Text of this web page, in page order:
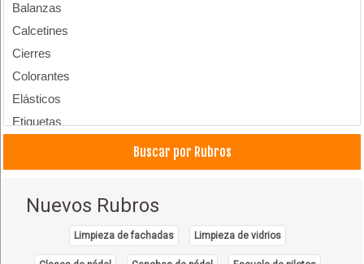
Balanzas
Calcetines
Cierres
Colorantes
Elásticos
Etiquetas
Textiles: Mantenimiento y Reparaciones
Buscar por Rubros
Nuevos Rubros
Limpieza de fachadas Limpieza de vidrios